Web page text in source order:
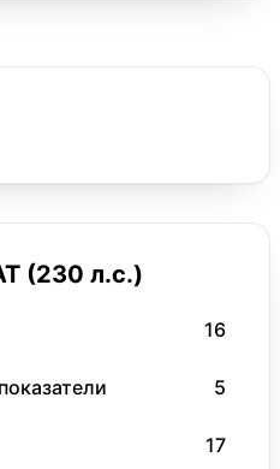
(230 л.с.)
16
5
17